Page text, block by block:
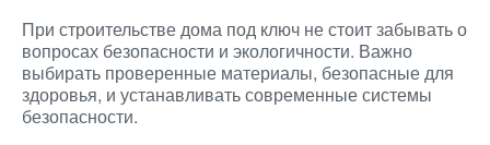
При строительстве дома под ключ не стоит забывать о
вопросах безопасности и экологичности. Важно
выбирать проверенные материалы, безопасные для
здоровья, и устанавливать современные системы
безопасности.